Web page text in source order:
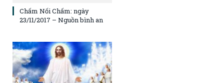
Chấm Nối Chấm: ngày
23/11/2017 – Nguồn bình an